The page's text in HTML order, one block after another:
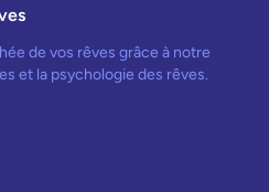
de vos rêves grâce à notre
et la psychologie des rêves.